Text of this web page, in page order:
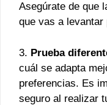
Asegúrate de que
que vas a
3. Prueba
cuál se adapta
preferencias. Es
seguro al realizar